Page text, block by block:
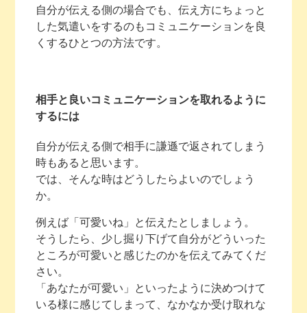
自分が伝える側の場合でも、伝え方にちょっと
した気遣いをするのもコミュニケーションを良
くするひとつの方法です。
相手と良いコミュニケーションを取れるように
するには
自分が伝える側で相手に謙遜で返されてしまう
時もあると思います。
では、そんな時はどうしたらよいのでしょう
か。
例えば「可愛いね」と伝えたとしましょう。
そうしたら、少し掘り下げて自分がどういった
ところが可愛いと感じたのかを伝えてみてくだ
さい。
「あなたが可愛い」といったように決めつけて
いる様に感じてしまって、なかなか受け取れな